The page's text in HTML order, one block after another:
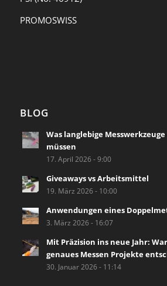
PROMOSWISS
BLOG
Was langlebige
müssen
17. April 2026 - 9:00
Giveaways vs Arbeitsmittel
19. März 2026 - 10:00
Anwendungen eines
3. März 2026 - 16:07
Mit Präzision ins neue Jahr:
genaues Messen Projekte
30. Januar 2026 - 11:14